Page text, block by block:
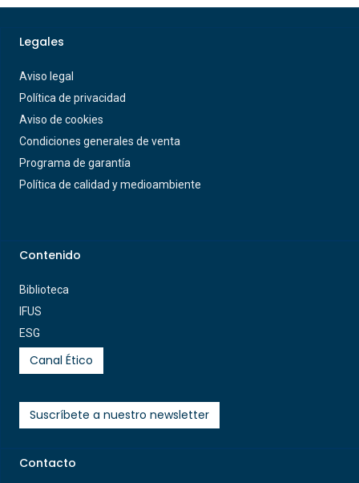
Legales
Aviso legal
Política de privacidad
Aviso de cookies
Condiciones generales de venta
Programa de garantía
Política de calidad y medioambiente
Contenido
Biblioteca
IFUS
ESG
Canal Ético
Suscríbete a nuestro newsletter
Contacto